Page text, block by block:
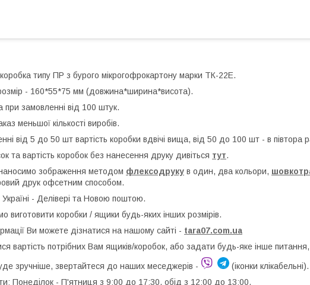
типу ПР з бурого мікрогофрокартону марки ТК-22Е.
- 160*55*75 мм (довжина*ширина*висота).
при замовленні від 100 штук.
меньшої кількості виробів.
від 5 до 50 шт вартість коробки вдвічі вища, від 50 до 100 шт - в півтора
та вартість коробок без нанесення друку дивіться тут.
зображення методом флексодруку в один, два кольори,
друк офсетним способом.
- Делівері та Новою поштою.
виготовити коробки / ящики будь-яких інших розмірів.
Ви можете дізнатися на нашому сайті - tara07.com.ua
вартість потрібних Вам ящиків/коробок, або задати будь-яке інше питання,
зручніше, звертайтеся до наших меседжерів -
(іконки клікабельні).
Понеділок - П'ятниця з 9:00 до 17:30, обід з 12:00 до 13:00.